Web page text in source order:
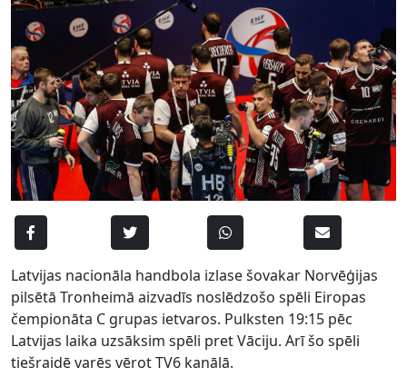
Latvijas nacionāla handbola izlase šovakar Norvēģijas
pilsētā Tronheimā aizvadīs noslēdzošo spēli Eiropas
čempionāta C grupas ietvaros. Pulksten 19:15 pēc
Latvijas laika uzsāksim spēli pret Vāciju. Arī šo spēli
tiešraidē varēs vērot TV6 kanālā.